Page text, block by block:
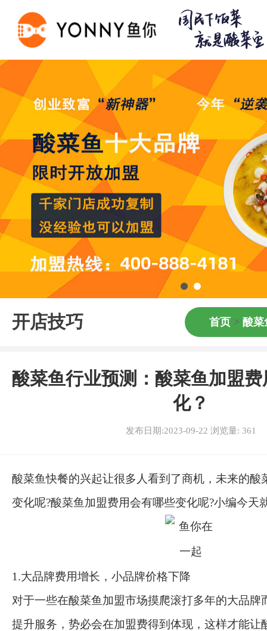
开店技巧 首页 > 酸菜
酸菜鱼行业预测：酸菜鱼加盟
化？
发布日期:2023-09-22 浏览量: 361
酸菜鱼快餐的兴起让很多人看到了商机，未来的酸
变化呢?酸菜鱼加盟费用会有哪些变化呢?小编今天
1.大品牌费用增长，小品牌价格下降
对于一些在酸菜鱼加盟市场摸爬滚打多年的大品牌
提升服务，势必会在加盟费得到体现，这样才能让